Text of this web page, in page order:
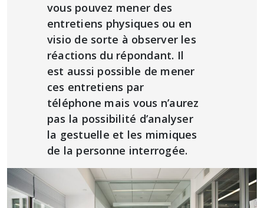
vous pouvez mener des
entretiens physiques ou en
visio de sorte à observer les
réactions du répondant. Il
est aussi possible de mener
ces entretiens par
téléphone mais vous n’aurez
pas la possibilité d’analyser
la gestuelle et les mimiques
de la personne interrogée.